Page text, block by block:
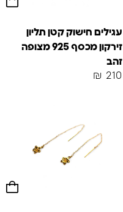
עגילים חישוק קטן תליון
זירקון מכסף 925 מצופה
זהב
₪ 210